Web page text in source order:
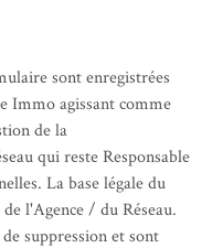
sont enregistrées
Immo agissant comme
de la
qui reste Responsable
La base légale du
l'Agence / du Réseau.
suppression et sont